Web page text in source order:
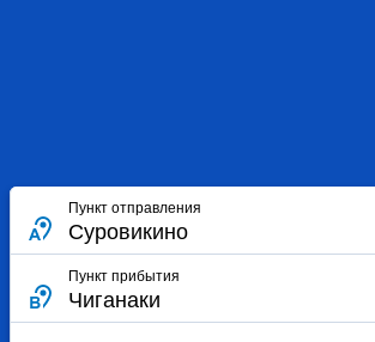
Пункт отправления
Пункт прибытия